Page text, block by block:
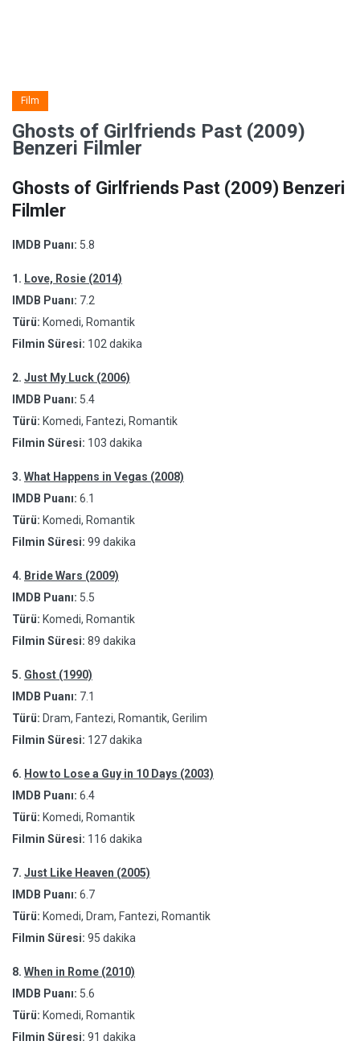
Film
Ghosts of Girlfriends Past (2009)
Benzeri Filmler
Ghosts of Girlfriends Past (2009) Benzeri
Filmler
IMDB Puanı: 5.8
1. Love, Rosie (2014)
IMDB Puanı: 7.2
Türü: Komedi, Romantik
Filmin Süresi: 102 dakika
2. Just My Luck (2006)
IMDB Puanı: 5.4
Türü: Komedi, Fantezi, Romantik
Filmin Süresi: 103 dakika
3. What Happens in Vegas (2008)
IMDB Puanı: 6.1
Türü: Komedi, Romantik
Filmin Süresi: 99 dakika
4. Bride Wars (2009)
IMDB Puanı: 5.5
Türü: Komedi, Romantik
Filmin Süresi: 89 dakika
5. Ghost (1990)
IMDB Puanı: 7.1
Türü: Dram, Fantezi, Romantik, Gerilim
Filmin Süresi: 127 dakika
6. How to Lose a Guy in 10 Days (2003)
IMDB Puanı: 6.4
Türü: Komedi, Romantik
Filmin Süresi: 116 dakika
7. Just Like Heaven (2005)
IMDB Puanı: 6.7
Türü: Komedi, Dram, Fantezi, Romantik
Filmin Süresi: 95 dakika
8. When in Rome (2010)
IMDB Puanı: 5.6
Türü: Komedi, Romantik
Filmin Süresi: 91 dakika